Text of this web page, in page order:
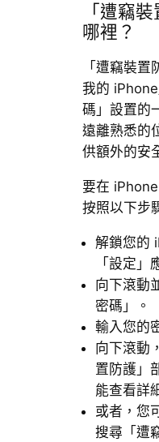
「遭竊
哪裡？
「遭竊裝
我的
碼」設置的
遠離熟悉的
供額外的安
要在
按照以下步
解鎖您的
「設定」
向下滾動
密碼」。
輸入您的
向下滾動
置防護」
能查看詳
或者，您
搜尋「遭